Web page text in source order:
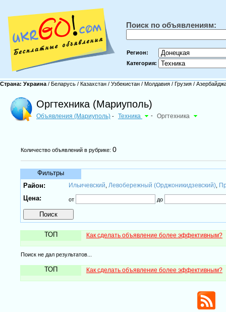
Поиск по объявлениям:
Регион:
Категория:
Страна: Украина / Беларусь / Казахстан / Узбекистан / Молдавия / Грузия /
Оргтехника (Мариуполь)
Объявления (Мариуполь) - Техника - Оргтехника
Количество объявлений в рубрике: 0
Фильтры
Район:
Ильичевский Левобережный (Орджоникидзевский),
Цена: от до
ТОП Как сделать объявление более эффективным?
Поиск не дал результатов...
ТОП Как сделать объявление более эффективным?